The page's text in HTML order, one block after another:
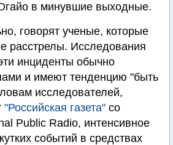
в минувшие выходные.
говорят ученые, которые
расстрелы. Исследования
инциденты обычно
и имеют тенденцию "быть
исследователей,
"Российская газета" со
Public Radio, интенсивное
событий в средствах